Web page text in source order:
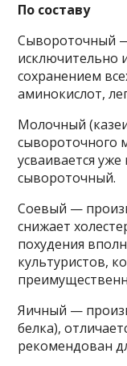
По составу
Сывороточный
исключительно
сохранением
аминокислот,
Молочный
сывороточного
усваивается
сывороточный.
Соевый —
снижает
похудения
культуристов,
Яичный —
белка),
рекомендован